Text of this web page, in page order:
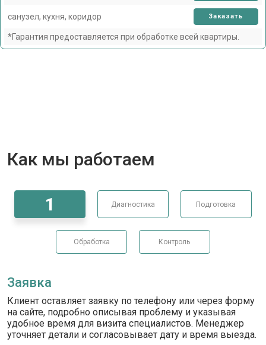
санузел, кухня, коридор Заказать
*Гарантия предоставляется при обработке всей квартиры.
Как мы работаем
1 Диагностика Подготовка
Обработка Контроль
Заявка
Клиент оставляет заявку по телефону или через форму
на сайте, подробно описывая проблему и указывая
удобное время для визита специалистов. Менеджер
уточняет детали и согласовывает дату и время выезда.